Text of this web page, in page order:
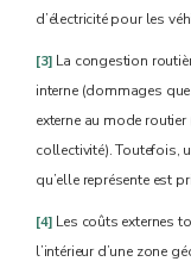
d’électricité pour les
[3] La congestion
interne (dommages
externe au mode
collectivité). Toutefois,
qu’elle représente est
[4] Les coûts externes
l’intérieur d’une zone